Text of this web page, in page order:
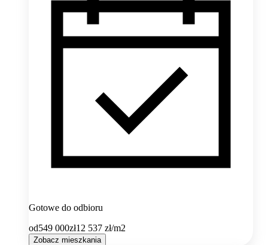
Gotowe do odbioru
od549 000zł12 537 zł/m2
Zobacz mieszkania